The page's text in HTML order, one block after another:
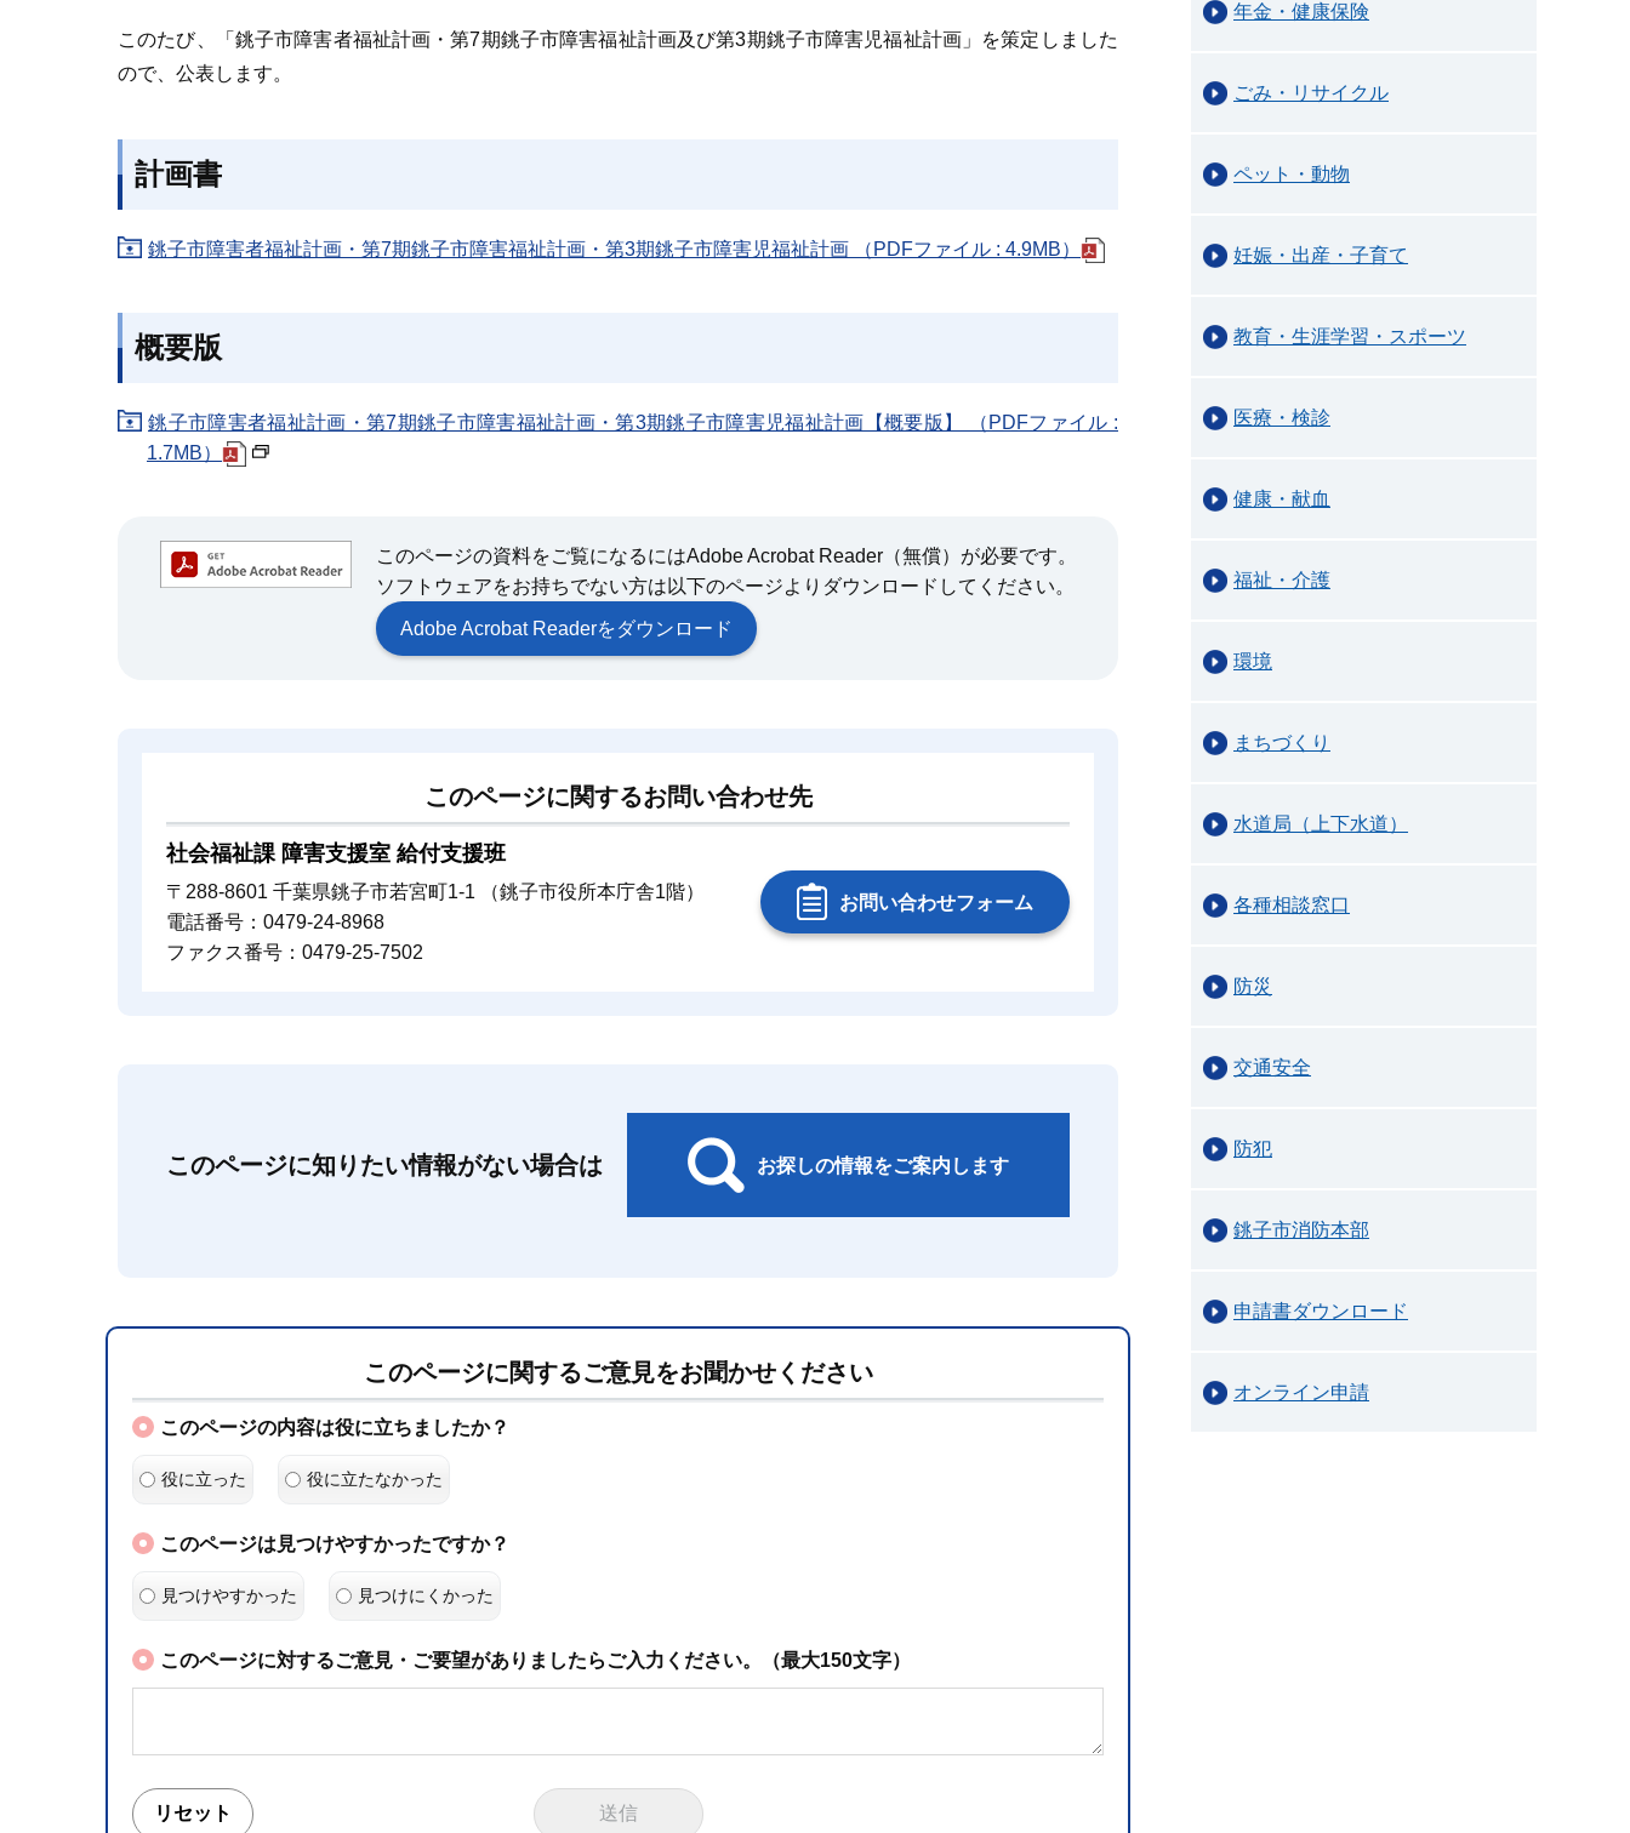
このたび、「銚子市障害者福祉計画・第7期銚子市障害福祉計画及び第3期銚子市障害児福祉計画」を策定しました
ので、公表します。
計画書
銚子市障害者福祉計画・第7期銚子市障害福祉計画・第3期銚子市障害児福祉計画 （PDFファイル : 4.9MB）
概要版
銚子市障害者福祉計画・第7期銚子市障害福祉計画・第3期銚子市障害児福祉計画【概要版】 （PDFファイル :
1.7MB）
このページの資料をご覧になるにはAdobe Acrobat Reader（無償）が必要です。
ソフトウェアをお持ちでない方は以下のページよりダウンロードしてください。
Adobe Acrobat Readerをダウンロード
このページに関するお問い合わせ先
社会福祉課 障害支援室 給付支援班
〒288-8601 千葉県銚子市若宮町1-1 （銚子市役所本庁舎1階）
電話番号：0479-24-8968
ファクス番号：0479-25-7502
お問い合わせフォーム
このページに知りたい情報がない場合は お探しの情報をご案内します
このページに関するご意見をお聞かせください
このページの内容は役に立ちましたか？
役に立った 役に立たなかった
このページは見つけやすかったですか？
見つけやすかった 見つけにくかった
このページに対するご意見・ご要望がありましたらご入力ください。（最大150文字）
年金・健康保険
ごみ・リサイクル
ペット・動物
妊娠・出産・子育て
教育・生涯学習・スポーツ
医療・検診
健康・献血
福祉・介護
環境
まちづくり
水道局（上下水道）
各種相談窓口
防災
交通安全
防犯
銚子市消防本部
申請書ダウンロード
オンライン申請